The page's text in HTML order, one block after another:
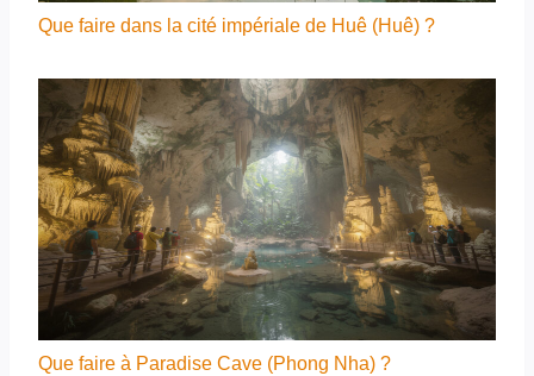
Que faire dans la cité impériale de Huê (Huê) ?
Que faire à Paradise Cave (Phong Nha) ?